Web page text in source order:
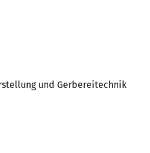
und Gerbereitechnik